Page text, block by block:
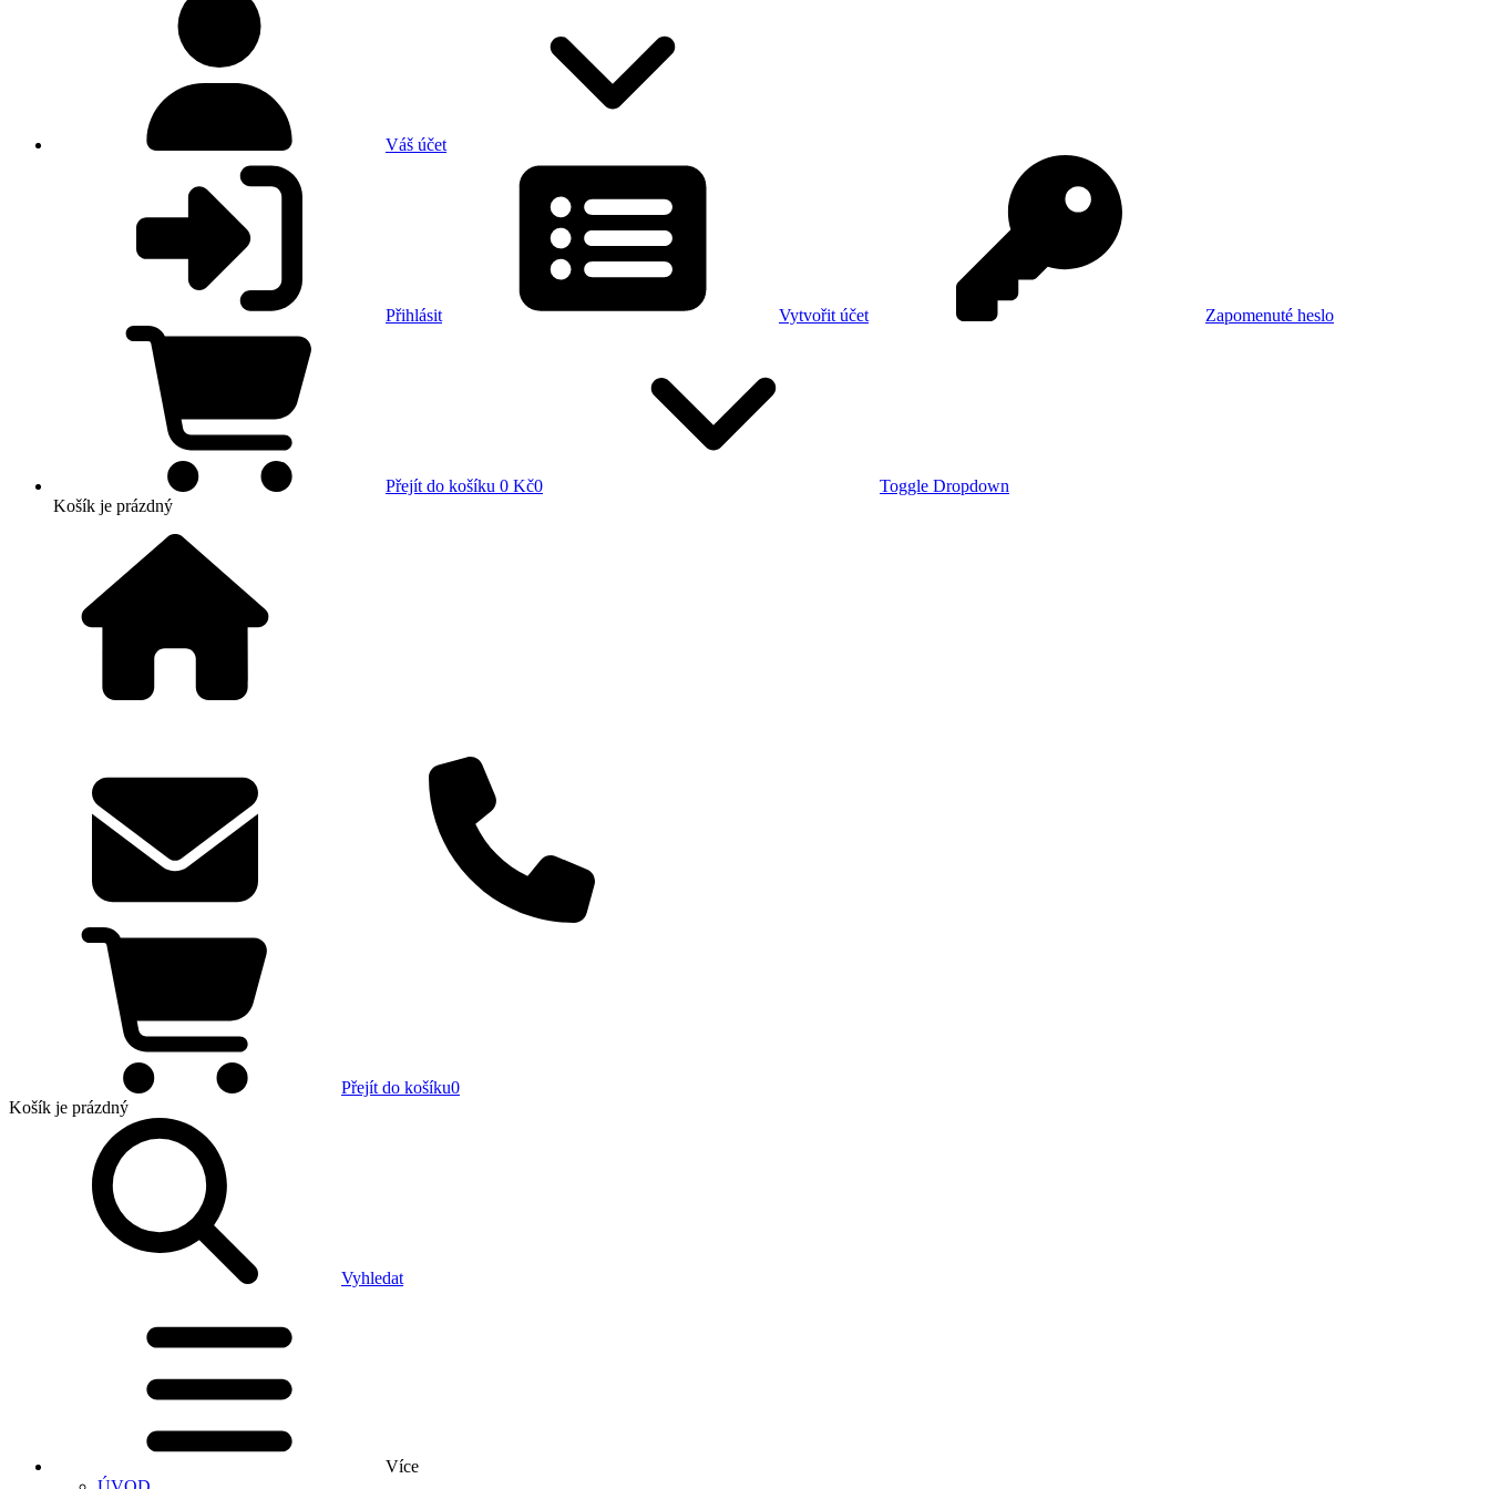
Váš účet
Přihlásit Vytvořit účet Zapomenuté heslo
Přejít do košíku 0 Kč0
Toggle Dropdown
Košík je prázdný
Přejít do košíku0
Košík je prázdný
Vyhledat
Více